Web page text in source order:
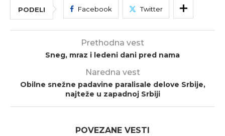
PODELI Facebook Twitter
Prethodna vest
Sneg, mraz i ledeni dani pred nama
Naredna vest
Obilne snežne padavine paralisale delove Srbije,
najteže u zapadnoj Srbiji
POVEZANE VESTI